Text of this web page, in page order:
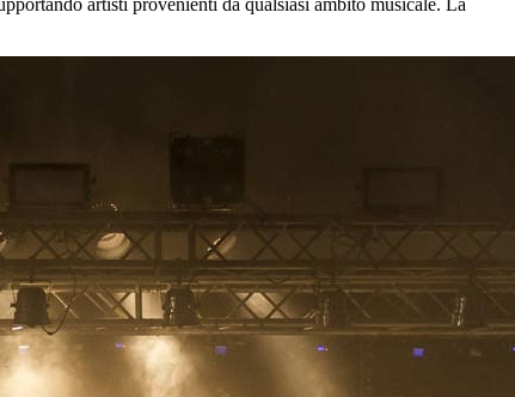
artisti provenienti da qualsiasi ambito musicale. La